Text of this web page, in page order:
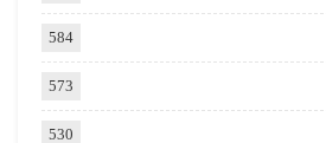
584
573
530